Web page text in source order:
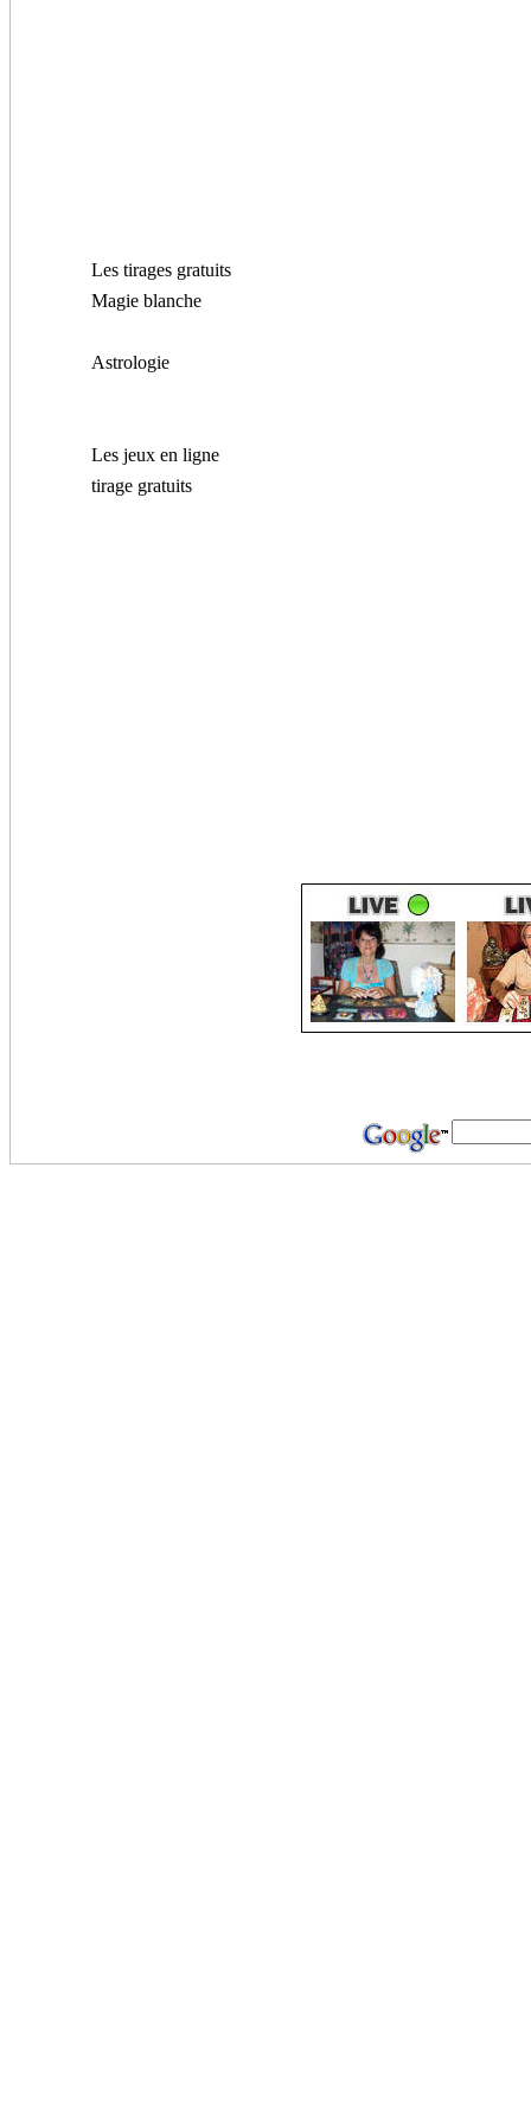
Les tirages gratuits
Magie blanche
Astrologie
Les jeux en ligne
tirage gratuits